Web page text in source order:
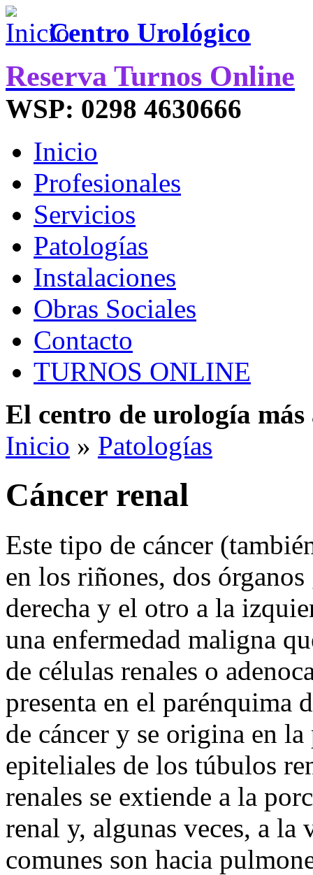
Centro Urológico
Reserva Turnos Online
WSP: 0298 4630666
Inicio
Profesionales
Servicios
Patologías
Instalaciones
Obras Sociales
Contacto
TURNOS ONLINE
El centro de urología
Inicio » Patologías
Cáncer renal
Este tipo de cáncer
en los riñones, dos
derecha y el otro a la
una enfermedad maligna
de células renales o
presenta en el parénquima
de cáncer y se origina en
epiteliales de los túbulos
renales se extiende a la
renal y, algunas veces, a la
comunes son hacia